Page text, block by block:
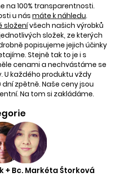
na 100% transparentnosti.
u nás máte k náhledu.
složenívšech našich výrobků
složek, ze kterých
popisujeme jejich účinky
Stejně tak to je i s
cenami a nechvástáme se
U každého produktu vždy
zpětně. Naše ceny jsou
Na tom si zakládáme.
+ Bc. Markéta Štorková